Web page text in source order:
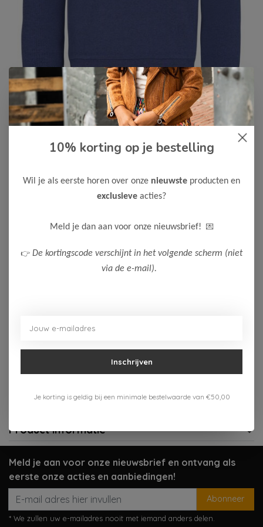
B.Nosy
B Nosy Jongens Sven Sweater
Gratis verzenden vanaf 75,-
Meer informatie?
Neem contact op over dit product
Product informatie
Meld je aan voor onze nieuwsbrief en ontvang als
eerste onze acties en aanbiedingen!
Abonneer
* We zullen uw e-mailadres nooit met iemand anders delen.
10% korting op je bestelling
Wil je als eerste horen over onze nieuwste producten en
exclusieve acties?
Meld je dan aan voor onze nieuwsbrief! 💌
👉 De kortingscode verschijnt in het volgende scherm (niet
via de e-mail).
Inschrijven
Je korting is geldig bij een minimale bestelwaarde van €50,00